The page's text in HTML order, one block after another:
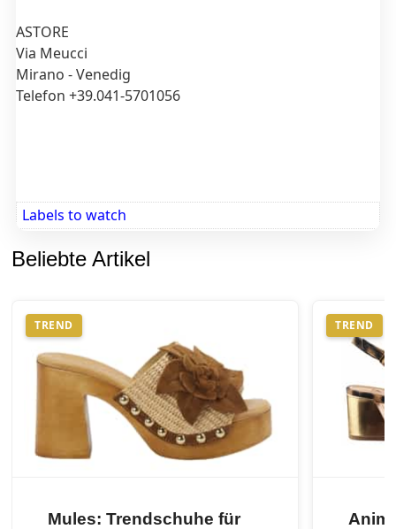
ASTORE
Via Meucci
Mirano - Venedig
Telefon +39.041-5701056
Labels to watch
Beliebte Artikel
TREND
Mules: Trendschuhe für
TREND